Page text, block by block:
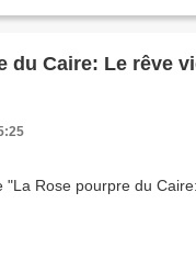
du Caire: Le rêve